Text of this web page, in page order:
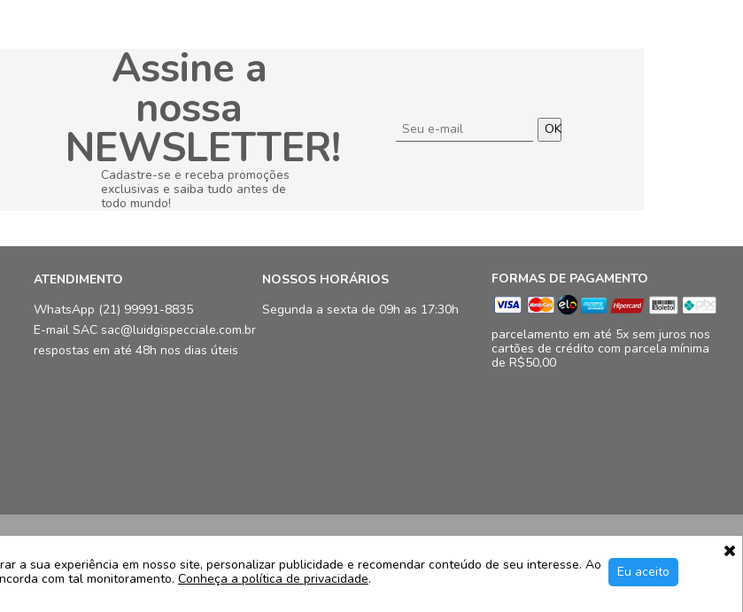
Assine a
nossa
NEWSLETTER!
Cadastre-se e receba promoções
exclusivas e saiba tudo antes de
todo mundo!
OK
ATENDIMENTO
WhatsApp (21) 99991-8835
E-mail SAC sac@luidgispecciale.com.br
respostas em até 48h nos dias úteis
NOSSOS HORÁRIOS
Segunda a sexta de 09h as 17:30h
FORMAS DE PAGAMENTO
parcelamento em até 5x sem juros nos
cartões de crédito com parcela mínima
de R$50,00
Avenida Ayrton Senna, 5.500, Bloco 11, loja 124/125 - Barra da Tijuca - Rio de Janeiro - RJ – CEP
22775005
a sua experiência em nosso site, personalizar publicidade e recomendar conteúdo de seu interesse. Ao
com tal monitoramento. Conheça a política de privacidade. Eu aceito